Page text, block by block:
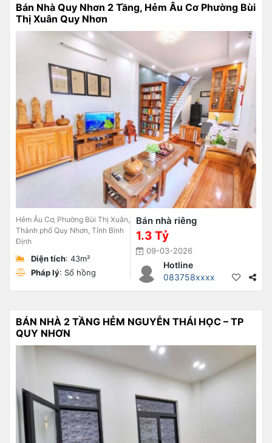
Bán Nhà Quy Nhơn 2 Tầng, Hẻm Âu Cơ Phường Bùi
Thị Xuân Quy Nhơn
Hẻm Âu Cơ, Phường Bùi Thị Xuân,
Thành phố Quy Nhơn, Tỉnh Bình
Định
Diện tích: 43m²
Pháp lý: Sổ hồng
Bán nhà riêng
1.3 Tỷ
09-03-2026
Hotline
083758xxxx
BÁN NHÀ 2 TẦNG HẺM NGUYỄN THÁI HỌC – TP
QUY NHƠN